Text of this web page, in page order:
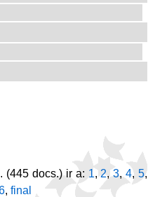
(445 docs.) ir a: 1,2,3,4,5,
, final